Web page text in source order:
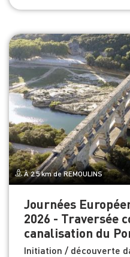
À 2.5 km de REMOULINS
Journées
2026 - Traversée
canalisation du
Initiation / découverte